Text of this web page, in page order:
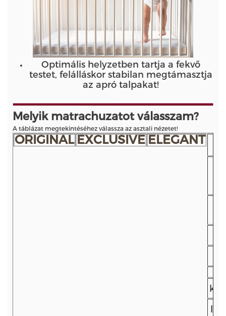
Optimális helyzetben tartja a fekvő
testet, felálláskor stabilan megtámasztja
az apró talpakat!
Melyik matrachuzatot válasszam?
A táblázat megtekintéséhez válassza az asztali nézetet!
ORIGINALEXCLUSIVEELEGANT